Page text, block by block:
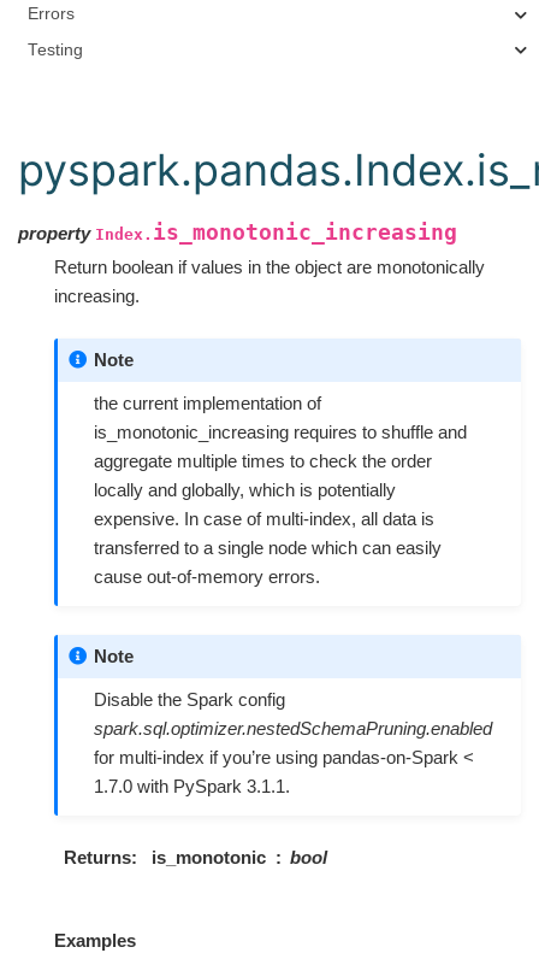
Errors
Testing
property Index. is_monotonic_increasing
Return boolean if values in the object are monotonically
increasing.
Note
the current implementation of
is_monotonic_increasing requires to shuffle and
aggregate multiple times to check the order
locally and globally, which is potentially
expensive. In case of multi-index, all data is
transferred to a single node which can easily
cause out-of-memory errors.
Note
Disable the Spark config
spark.sql.optimizer.nestedSchemaPruning.enabled
for multi-index if you’re using pandas-on-Spark <
1.7.0 with PySpark 3.1.1.
Returns is_monotonic bool
Examples